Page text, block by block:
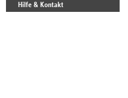
Hilfe & Kontakt